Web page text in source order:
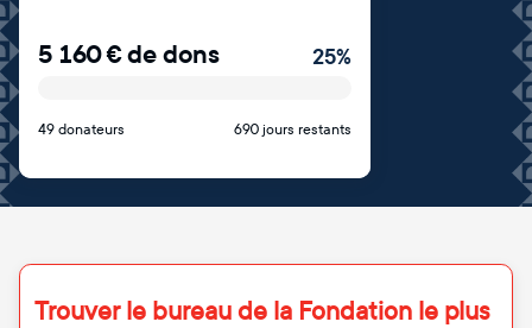
5 160€de dons 25%
49 donateurs 690 jours restants
Trouver le bureau de la Fondation le plus